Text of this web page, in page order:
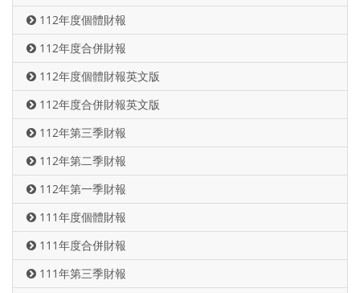
112年度個體財報
112年度合併財報
112年度個體財報英文版
112年度合併財報英文版
112年第三季財報
112年第二季財報
112年第一季財報
111年度個體財報
111年度合併財報
111年第三季財報